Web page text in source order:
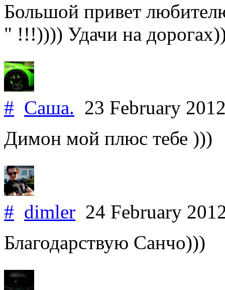
Большой привет
" !!!)))) Удачи на
# Саша. 23 February
Димон мой плюс тебе )))
# dimler 24 February
Благодарствую Санчо)))